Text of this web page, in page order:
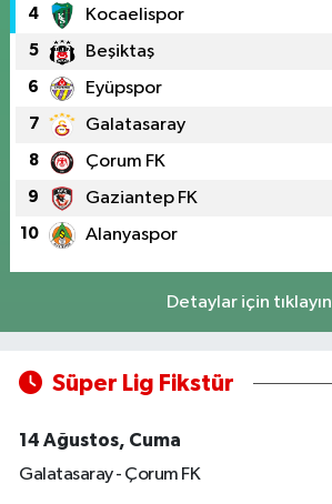
4 Kocaelispor
5 Beşiktaş
6 Eyüpspor
7 Galatasaray
8 Çorum FK
9 Gaziantep FK
10 Alanyaspor
Detaylar için tıklayın
Süper Lig Fikstür
14 Ağustos, Cuma
Galatasaray - Çorum FK